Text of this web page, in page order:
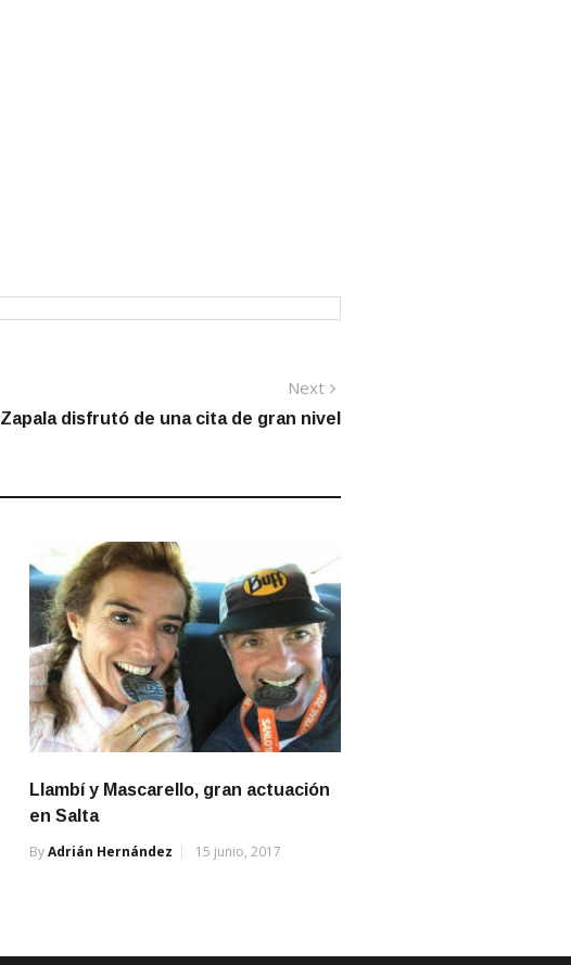
Next
post:
Zapala disfrutó de una cita de gran nivel
Llambí y Mascarello, gran actuación
en Salta
ByAdrián Hernández 15 junio, 2017